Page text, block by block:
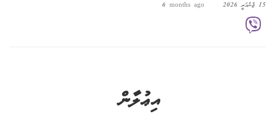
15 ޖެނުއަރީ 2026 6 months ago
އިޢުލާން